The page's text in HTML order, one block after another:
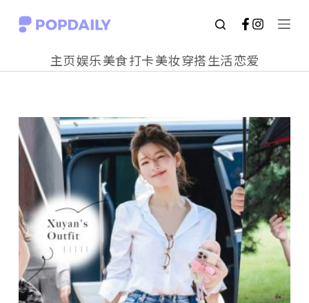
S
o
n
t
e
t
主页娱乐美食打卡美妆穿搭生活恋爱